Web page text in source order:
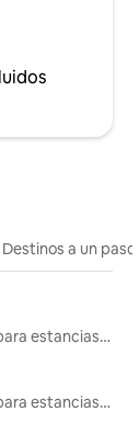
Destinos a un
Alojamientos para estancias largas
Alojamientos para estancias largas